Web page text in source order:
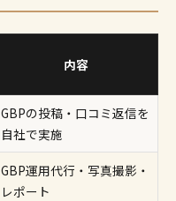
内容
GBPの投稿・口コミ返信を
自社で実施
GBP運用代行・写真撮影・
レポート